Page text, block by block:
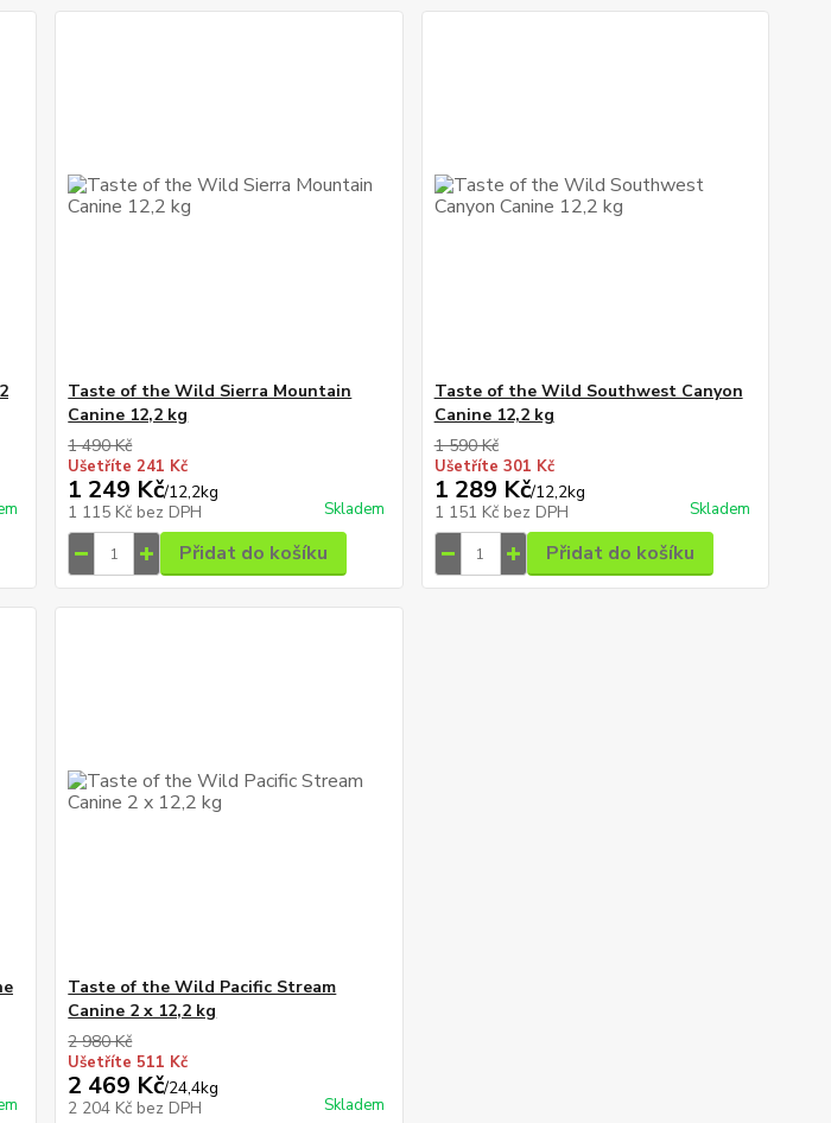
Taste of the Wild Sierra Mountain
Canine 12,2 kg
1 490 Kč
Ušetříte 241 Kč
1 249 Kč/12,2kg
1 115 Kč bez DPH Skladem
Přidat do košíku
Taste of the Wild Southwest Canyon
Canine 12,2 kg
1 590 Kč
Ušetříte 301 Kč
1 289 Kč/12,2kg
1 151 Kč bez DPH Skladem
Přidat do košíku
Taste of the Wild Pacific Stream
Canine 2 x 12,2 kg
2 980 Kč
Ušetříte 511 Kč
2 469 Kč/24,4kg
2 204 Kč bez DPH Skladem